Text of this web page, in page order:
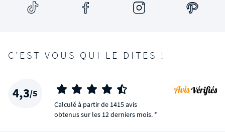
C'EST VOUS QUI LE DITES !
4,3/5
Calculé à partir de 1415 avis
obtenus sur les 12 derniers mois. *